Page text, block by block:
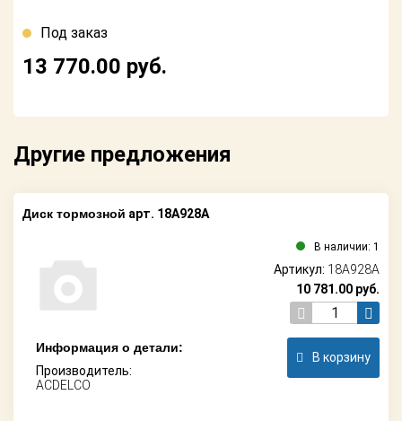
Под заказ
13 770.00 руб.
Другие предложения
Диск тормозной арт. 18A928A
Информация о детали:
Производитель:
ACDELCO
В наличии: 1
Артикул: 18A928A
10 781.00 руб.
В корзину